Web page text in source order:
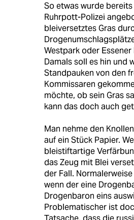
So etwas wurde
Ruhrpott-Polizei
bleiversetztes Gras
Westpark oder
Damals soll es hin und
Standpauken von den
Kommissaren
möchte, ob sein Gras
kann das doch auch
Man nehme den
auf ein Stück Papier.
bleistiftartige
das Zeug mit Blei
der Fall.
wenn der eine
Drogenbaron eins
Problematischer ist